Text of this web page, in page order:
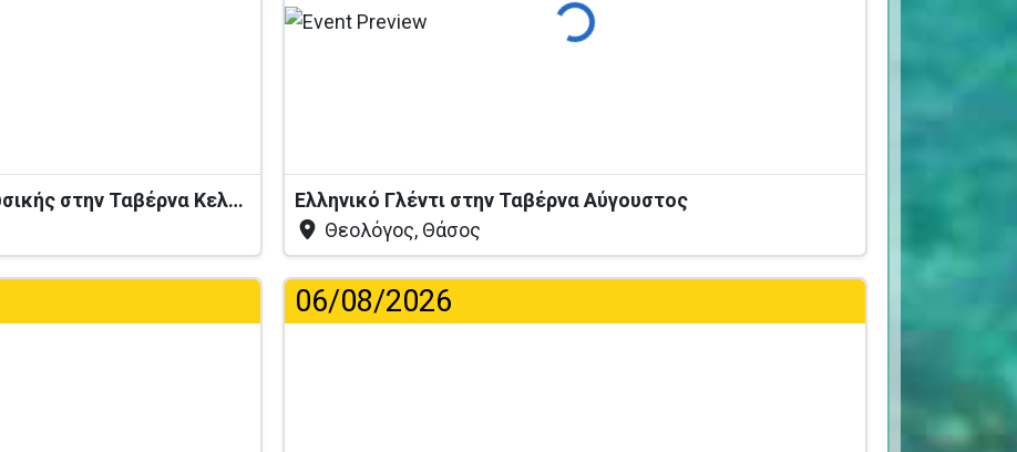
Βραδιά Ζωντανής Ελληνικής Μουσικής στην Ταβέρνα Κελάρι
Φόρτωση...
Ελληνικό Γλέντι στην Ταβέρνα Αύγουστος
Θεολόγος, Θάσος
06/08/2026